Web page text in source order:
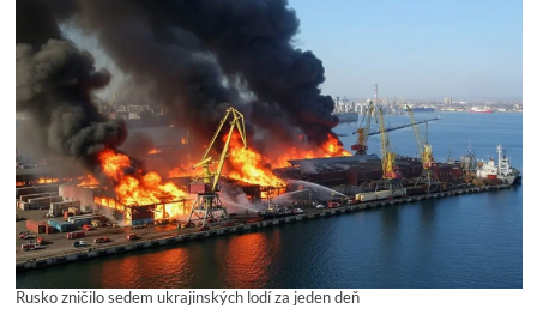
Rusko zničilo sedem ukrajinských lodí za jeden deň